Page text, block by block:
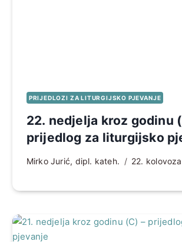
PRIJEDLOZI ZA LITURGIJSKO PJEVANJE
22. nedjelja kroz godinu
prijedlog za liturgijsko
Mirko Jurić, dipl. kateh. 22.